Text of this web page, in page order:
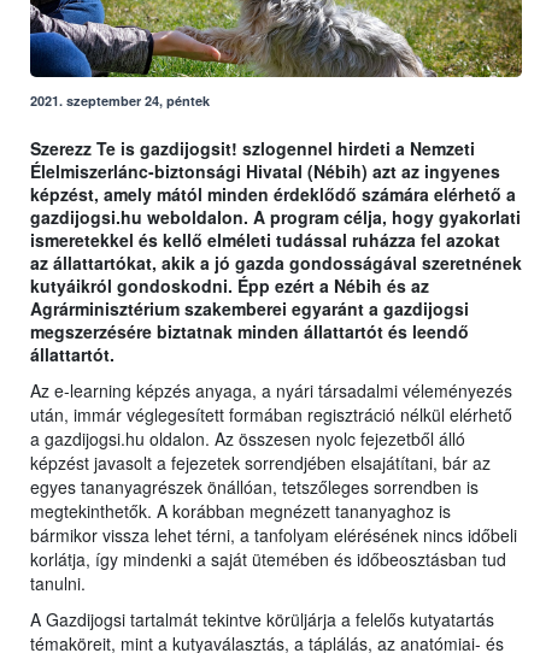
2021. szeptember 24, péntek
Szerezz Te is gazdijogsit! szlogennel hirdeti a Nemzeti
Élelmiszerlánc-biztonsági Hivatal (Nébih) azt az ingyenes
képzést, amely mától minden érdeklődő számára elérhető a
gazdijogsi.hu weboldalon. A program célja, hogy gyakorlati
ismeretekkel és kellő elméleti tudással ruházza fel azokat
az állattartókat, akik a jó gazda gondosságával szeretnének
kutyáikról gondoskodni. Épp ezért a Nébih és az
Agrárminisztérium szakemberei egyaránt a gazdijogsi
megszerzésére biztatnak minden állattartót és leendő
állattartót.
Az e-learning képzés anyaga, a nyári társadalmi véleményezés
után, immár véglegesített formában regisztráció nélkül elérhető
a gazdijogsi.hu oldalon. Az összesen nyolc fejezetből álló
képzést javasolt a fejezetek sorrendjében elsajátítani, bár az
egyes tananyagrészek önállóan, tetszőleges sorrendben is
megtekinthetők. A korábban megnézett tananyaghoz is
bármikor vissza lehet térni, a tanfolyam elérésének nincs időbeli
korlátja, így mindenki a saját ütemében és időbeosztásban tud
tanulni.
A Gazdijogsi tartalmát tekintve körüljárja a felelős kutyatartás
témaköreit, mint a kutyaválasztás, a táplálás, az anatómiai- és